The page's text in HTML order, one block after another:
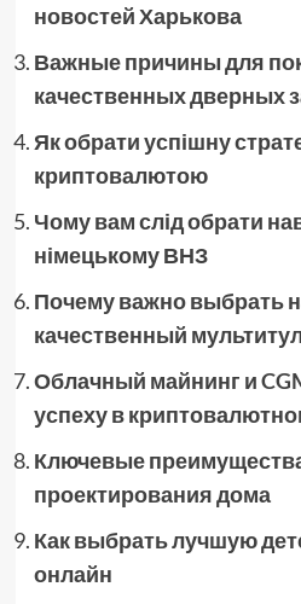
новостей Харькова
Важные причины для
качественных дверных
Як обрати успішну
криптовалютою
Чому вам слід обрати
німецькому ВНЗ
Почему важно выбрать
качественный
Облачный майнинг и
успеху в
Ключевые
проектирования дома
Как выбрать лучшую
онлайн